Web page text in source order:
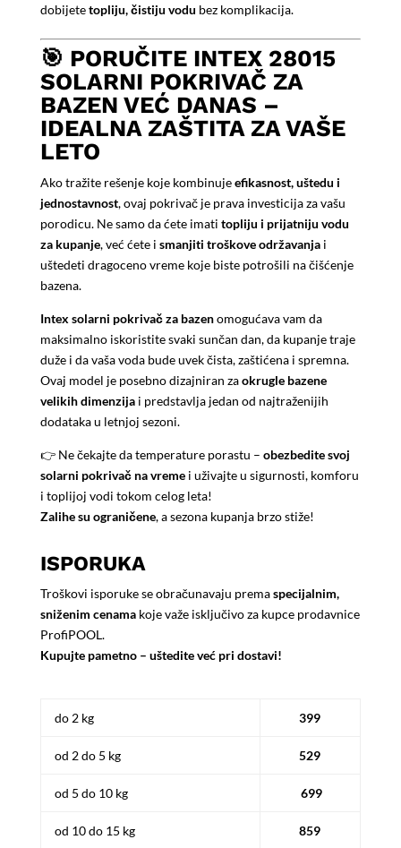
dobijetetopliju, čistiju vodu bez komplikacija.
🎯 PORUČITE INTEX 28015
SOLARNI POKRIVAČ ZA
BAZEN VEĆ DANAS –
IDEALNA ZAŠTITA ZA VAŠE
LETO
Ako tražite rešenje koje kombinujeefikasnost, uštedu i
jednostavnost, ovaj pokrivač je prava investicija za vašu
porodicu. Ne samo da ćete imati topliju i prijatniju vodu
za kupanje, već ćete i smanjiti troškove održavanjai
uštedeti dragoceno vreme koje biste potrošili na čišćenje
bazena.
Intex solarni pokrivač za bazenomogućava vam da
maksimalno iskoristite svaki sunčan dan, da kupanje traje
duže i da vaša voda bude uvek čista, zaštićena i spremna.
Ovaj model je posebno dizajniran zaokrugle bazene
velikih dimenzijai predstavlja jedan od najtraženijih
dodataka u letnjoj sezoni.
👉 Ne čekajte da temperature porastu – obezbedite svoj
solarni pokrivač na vremei uživajte u sigurnosti, komforu
i toplijoj vodi tokom celog leta!
Zalihe su ograničene, a sezona kupanja brzo stiže!
ISPORUKA
Troškovi isporuke se obračunavaju premaspecijalnim,
sniženim cenamakoje važe isključivo za kupce prodavnice
ProfiPOOL.
Kupujte pametno – uštedite već pri dostavi!
do 2 kg 399
od 2 do 5 kg 529
od 5 do 10 kg 699
od 10 do 15 kg 859